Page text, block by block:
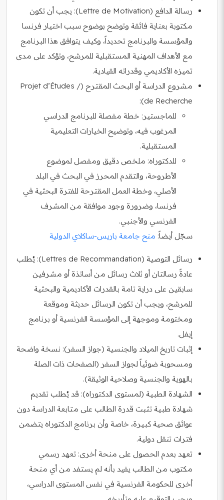
رسالة الدافع (Lettre de Motivation): يجب أن تكون
مكتوبة بعناية فائقة وتوضح بوضوح سبب اختيار فرنسا
والمؤسسة والبرنامج تحديداً، وكيف يتوافق هذا البرنامج
مع الأهداف المهنية المستقبلية للمرشح، وتؤكد على مدى
تميزه الأكاديمي وقدراته القيادية.
مشروع الدراسة أو البحث المقترح (Projet d’Études /
de Recherche):
للماجستير: خطة مفصلة للبرنامج الدراسي
المرغوب فيه، وتوضيح الخيارات التعليمية
المستقبلية.
للدكتوراه: ملخص دقيق ومفصل لموضوع
الأطروحة، والتقدم المحرز في البحث في البلد
الأصلي، وخطة العمل المقترحة للفترة البحثية في
فرنسا، وضرورة وجود موافقة من المشرف
الفرنسي والأجنبي.
سجّل أيضاً: منح جامعة باريس‑ساكلاي الدولية
رسائل التوصية (Lettres de Recommandation): يُطلب
عادةً رسالتان أو ثلاث رسائل من أساتذة أو مشرفين
سابقين على دراية تامة بالقدرات الأكاديمية والبحثية
للمرشح، ويجب أن تكون الرسائل حديثة وموقعة
ومختومة وموجهة إلى المؤسسة الفرنسية أو برنامج
إيفل.
إثبات تاريخ الميلاد والجنسية (جواز السفر): نسخة واضحة
ومسحوبة ضوئياً لجواز السفر (الصفحات ذات الصلة
بالهوية والجنسية وصلاحية الوثيقة).
الشهادة الطبية (لمستوى الدكتوراه): قد يُطلب تقديم
شهادة طبية تثبت قدرة الطالب على متابعة الدراسة دون
عوائق صحية كبيرة، خاصة وأن برنامج الدكتوراه يتضمن
فترات تنقل دولية.
تعهد بعدم الحصول على منحة أخرى: تعهد رسمي
مكتوب من الطالب يفيد بأنه لم يستفد من أي منحة
أخرى للحكومة الفرنسية في نفس المستوى الدراسي،